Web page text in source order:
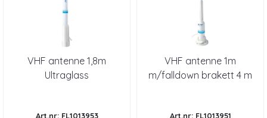
VHF antenne 1,8m
Ultraglass
Art.nr: FL1013953
VHF antenne 1m
m/falldown brakett 4 m
Art.nr: FL1013951